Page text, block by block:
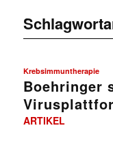
Krebsimmuntherapie
Boehringer
ARTIKEL